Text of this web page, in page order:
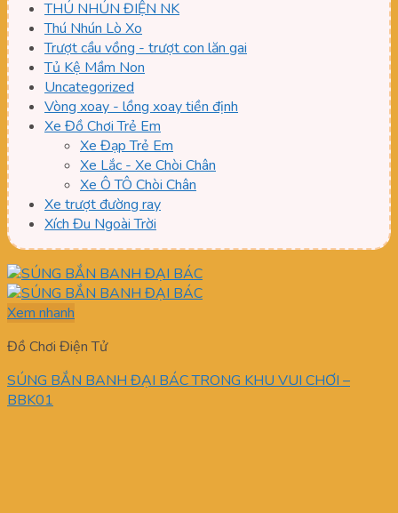
THÚ NHÚN ĐIỆN NK
Thú Nhún Lò Xo
Trượt cầu vồng - trượt con lăn gai
Tủ Kệ Mầm Non
Uncategorized
Vòng xoay - lồng xoay tiền định
Xe Đồ Chơi Trẻ Em
Xe Đạp Trẻ Em
Xe Lắc - Xe Chòi Chân
Xe Ô TÔ Chòi Chân
Xe trượt đường ray
Xích Đu Ngoài Trời
Xem nhanh
Đồ Chơi Điện Tử
SÚNG BẮN BANH ĐẠI BÁC TRONG KHU VUI CHƠI –
BBK01